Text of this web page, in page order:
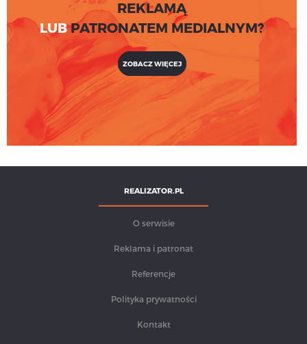
REKLAMĄ
LUBPATRONATEM MEDIALNYM?
ZOBACZ WIĘCEJ
REALIZATOR.PL
O serwisie
Reklama i patronat
Referencje
Polityka prywatności
Kontakt